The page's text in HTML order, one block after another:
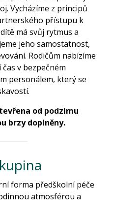
Vycházíme z principů
přístupu k
má svůj rytmus a
jeho samostatnost,
Rodičům nabízíme
v bezpečném
personálem, který se
od podzimu
brzy doplněny.
forma předškolní péče
atmosférou a